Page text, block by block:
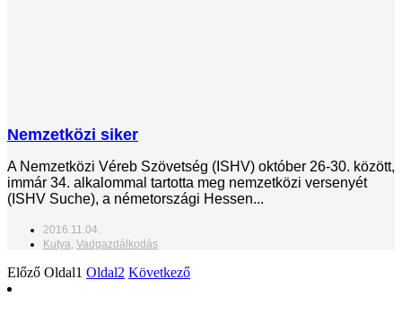
Nemzetközi siker
A Nemzetközi Véreb Szövetség (ISHV) október 26-30. között,
immár 34. alkalommal tartotta meg nemzetközi versenyét
(ISHV Suche), a németországi Hessen...
2016.11.04.
Kutya, Vadgazdálkodás
Előző Oldal1 Oldal2 Következő